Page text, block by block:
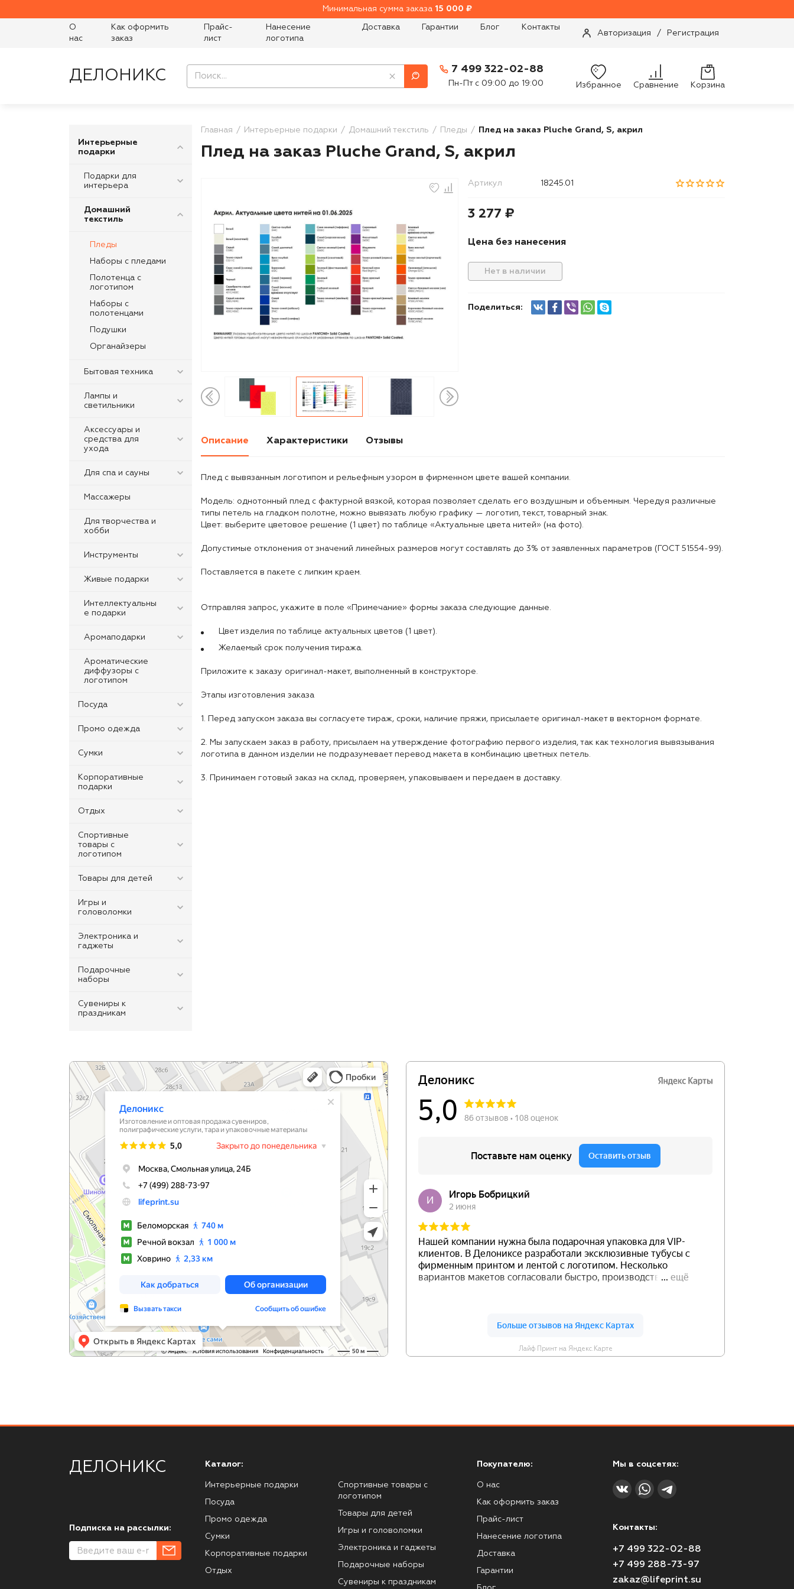
Минимальная сумма заказа 15 000 ₽
О
нас
Как оформить
заказ
Прайс-
лист
Нанесение
логотипа
Доставка Гарантии Блог Контакты
Авторизация / Регистрация
ДЕЛОНИКС 7 499 322-02-88
Пн-Пт с 09:00 до 19:00 Избранное Сравнение Корзина
Интерьерные
подарки
Подарки для
интерьера
Домашний
текстиль
Пледы
Наборы с пледами
Полотенца с
логотипом
Наборы с
полотенцами
Подушки
Органайзеры
Бытовая техника
Лампы и
светильники
Аксессуары и
средства для
ухода
Для спа и сауны
Массажеры
Для творчества и
хобби
Инструменты
Живые подарки
Интеллектуальны
е подарки
Аромаподарки
Ароматические
диффузоры с
логотипом
Посуда
Промо одежда
Сумки
Корпоративные
подарки
Отдых
Спортивные
товары с
логотипом
Товары для детей
Игры и
головоломки
Электроника и
гаджеты
Подарочные
наборы
Сувениры к
праздникам
Главная Интерьерные подарки Домашний текстиль Пледы Плед на заказ Pluche Grand, S, акрил
Плед на заказ Pluche Grand, S, акрил
Артикул 18245.01
3 277 ₽
Цена без нанесения
Нет в наличии
Поделиться:
Описание Характеристики Отзывы
Плед с вывязанным логотипом и рельефным узором в фирменном цвете вашей компании.
Модель: однотонный плед с фактурной вязкой, которая позволяет сделать его воздушным и объемным. Чередуя различные
типы петель на гладком полотне, можно вывязать любую графику — логотип, текст, товарный знак.
Цвет: выберите цветовое решение (1 цвет) по таблице «Актуальные цвета нитей» (на фото).
Допустимые отклонения от значений линейных размеров могут составлять до 3% от заявленных параметров (ГОСТ 51554-99).
Поставляется в пакете с липким краем.
Отправляя запрос, укажите в поле «Примечание» формы заказа следующие данные.
Цвет изделия по таблице актуальных цветов (1 цвет).
Желаемый срок получения тиража.
Приложите к заказу оригинал-макет, выполненный в конструкторе.
Этапы изготовления заказа
1. Перед запуском заказа вы согласуете тираж, сроки, наличие пряжи, присылаете оригинал-макет в векторном формате.
2. Мы запускаем заказ в работу, присылаем на утверждение фотографию первого изделия, так как технология вывязывания
логотипа в данном изделии не подразумевает перевод макета в комбинацию цветных петель.
3. Принимаем готовый заказ на склад, проверяем, упаковываем и передаем в доставку.
Лайф Принт на Яндекс.Карте
ДЕЛОНИКС
Подписка на рассылки:
Каталог:
Интерьерные подарки
Посуда
Промо одежда
Сумки
Корпоративные подарки
Отдых
Спортивные товары с
логотипом
Товары для детей
Игры и головоломки
Электроника и гаджеты
Подарочные наборы
Сувениры к праздникам
Покупателю:
О нас
Как оформить заказ
Прайс-лист
Нанесение логотипа
Доставка
Гарантии
Мы в соцсетях:
Контакты:
+7 499 322-02-88
+7 499 288-73-97
zakaz@lifeprint.su